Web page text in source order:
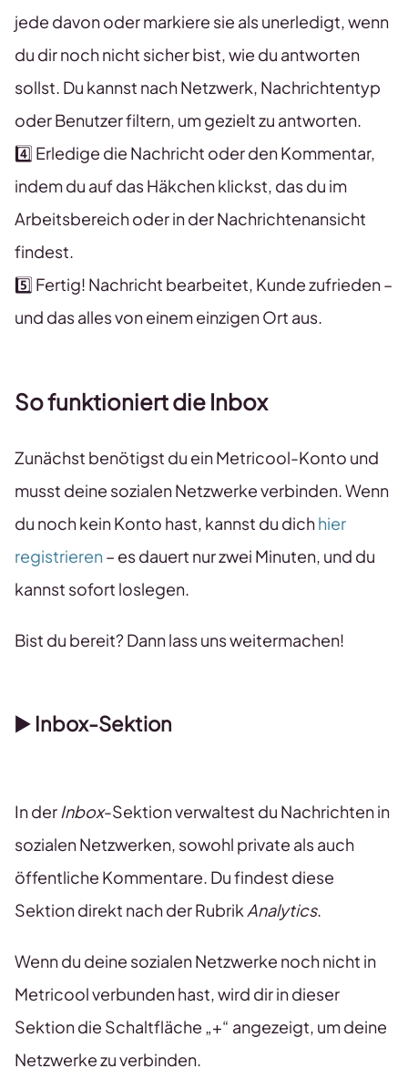
jede davon oder markiere sie als unerledigt, wenn
du dir noch nicht sicher bist, wie du antworten
sollst. Du kannst nach Netzwerk, Nachrichtentyp
oder Benutzer filtern, um gezielt zu antworten.
4️⃣ Erledige die Nachricht oder den Kommentar,
indem du auf das Häkchen klickst, das du im
Arbeitsbereich oder in der Nachrichtenansicht
findest.
5️⃣ Fertig! Nachricht bearbeitet, Kunde zufrieden –
und das alles von einem einzigen Ort aus.
So funktioniert die Inbox
Zunächst benötigst du ein Metricool-Konto und
musst deine sozialen Netzwerke verbinden. Wenn
du noch kein Konto hast, kannst du dichhier
registrieren– es dauert nur zwei Minuten, und du
kannst sofort loslegen.
Bist du bereit? Dann lass uns weitermachen!
▶️ Inbox-Sektion
In der Inbox-Sektion verwaltest du Nachrichten in
sozialen Netzwerken, sowohl private als auch
öffentliche Kommentare. Du findest diese
Sektion direkt nach der Rubrik Analytics.
Wenn du deine sozialen Netzwerke noch nicht in
Metricool verbunden hast, wird dir in dieser
Sektion die Schaltfläche „+“ angezeigt, um deine
Netzwerke zu verbinden.